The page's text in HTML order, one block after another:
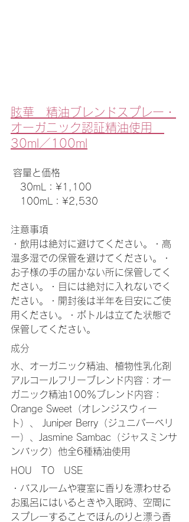
眩華　精油ブレンドスプレー・
オーガニック認証精油使用
30ml／100ml
​ 容量と価格
30mL：¥1,100
100mL：¥2,530
注意事項
・飲用は絶対に避けてください。・高
温多湿での保管を避けてください。・
お子様の手の届かない所に保管してく
ださい。・目には絶対に入れないでく
ださい。・開封後は半年を目安にご使
用ください。・ボトルは立てた状態で
保管してください。
成分
水、オーガニック精油、植物性乳化剤
アルコールフリーブレンド内容：オー
ガニック精油100％ブレンド内容：
Orange Sweet（オレンジスウィー
ト）、 Juniper Berry（ジュニパーベリ
ー）、Jasmine Sambac（ジャスミンサ
ンバック）他全6種精油使用
HOU　TO　USE
・バスルームや寝室に香りを漂わせる
お風呂にはいるときや入眠時、空間に
スプレーすることでほんのりと漂う香